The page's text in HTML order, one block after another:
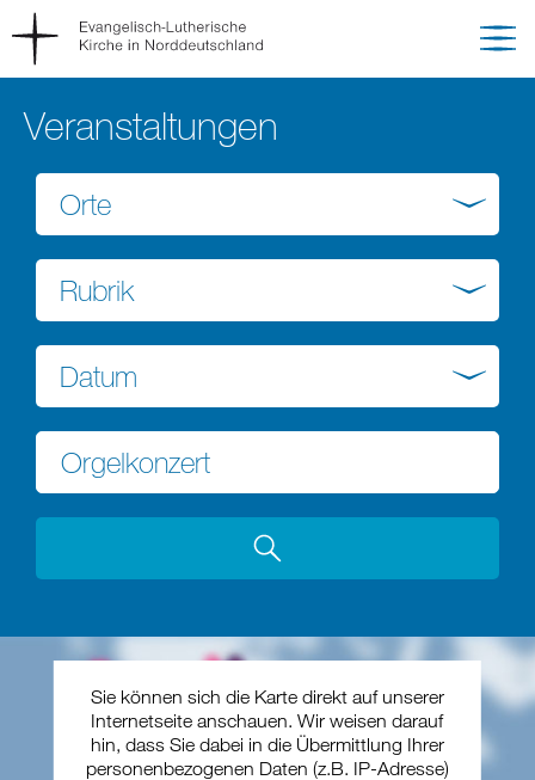
Veranstaltungen
Orte
Rubrik
Datum
Sie können sich die Karte direkt auf unserer
Internetseite anschauen. Wir weisen darauf
hin, dass Sie dabei in die Übermittlung Ihrer
personenbezogenen Daten (z.B. IP-Adresse)